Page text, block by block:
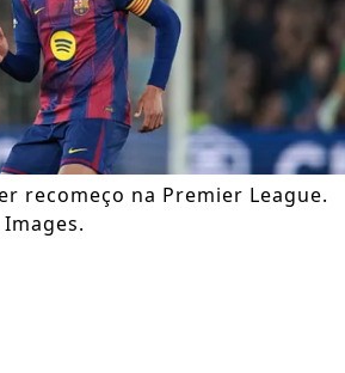
recomeço na Premier League.